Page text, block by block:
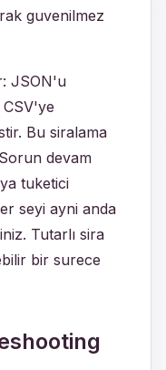
guvenilmez
JSON'u
Bu siralama
devam
tuketici
seyi ayni anda
Tutarlı sira
bir surece